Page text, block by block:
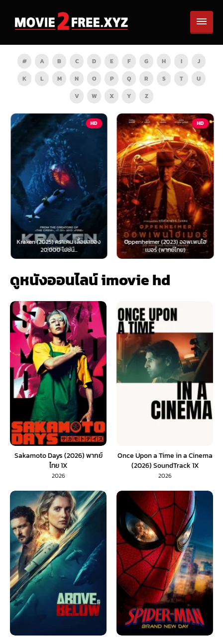
# A B C D E F G H I
J
K
L M N O P Q R S T
U
V
W X Y Z
HD
Kraken (2025) คราเคน เลื้อยสยอง
20,000 โยชน์...
HD
Oppenheimer (2023) ออพเพนไฮ
เมอร์ (พากย์ไทย)
ดูหนังออนไลน์ imovie hd
Sakamoto Days (2026) พากย์
ไทย 1X
2026
Once Upon a Time in a Cinema
(2026) SoundTrack 1X
2026